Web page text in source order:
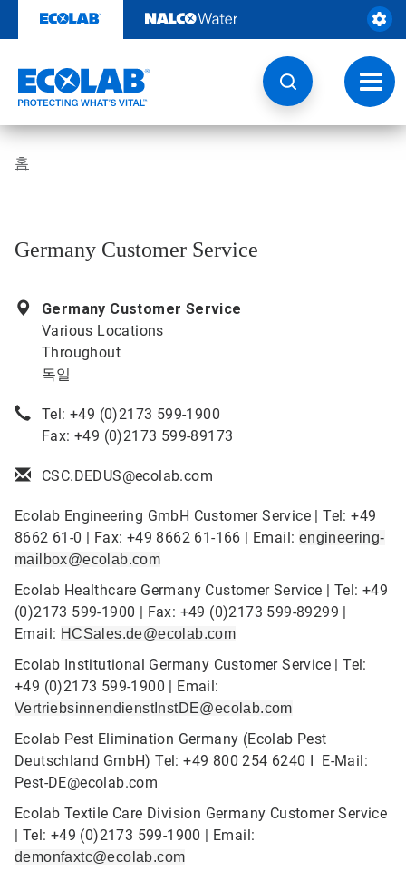
츠
기
토
글
내
비
홈
Germany Customer Service
Germany Customer Service
Various Locations
Throughout
독일
Tel: +49 (0)2173 599-1900
Fax: +49 (0)2173 599-89173
CSC.DEDUS@ecolab.com
Ecolab Engineering GmbH Customer Service | Tel: +49
8662 61-0 | Fax: +49 8662 61-166 | Email: engineering-
mailbox@ecolab.com
Ecolab Healthcare Germany Customer Service | Tel: +49
(0)2173 599-1900 | Fax: +49 (0)2173 599-89299 |
Email: HCSales.de@ecolab.com
Ecolab Institutional Germany Customer Service | Tel:
+49 (0)2173 599-1900 | Email:
VertriebsinnendienstInstDE@ecolab.com
Ecolab Pest Elimination Germany (Ecolab Pest
Deutschland GmbH) Tel: +49 800 254 6240 I E-Mail:
Pest-DE@ecolab.com
Ecolab Textile Care Division Germany Customer Service
| Tel: +49 (0)2173 599-1900 | Email:
demonfaxtc@ecolab.com